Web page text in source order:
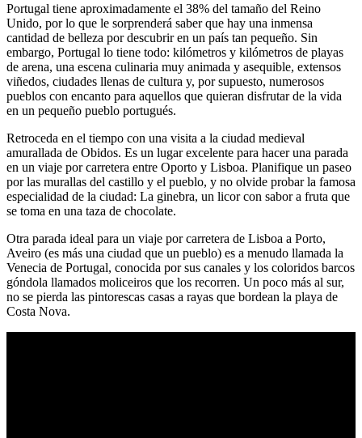
Portugal tiene aproximadamente el 38% del tamaño del Reino
Unido, por lo que le sorprenderá saber que hay una inmensa
cantidad de belleza por descubrir en un país tan pequeño. Sin
embargo, Portugal lo tiene todo: kilómetros y kilómetros de playas
de arena, una escena culinaria muy animada y asequible, extensos
viñedos, ciudades llenas de cultura y, por supuesto, numerosos
pueblos con encanto para aquellos que quieran disfrutar de la vida
en un pequeño pueblo portugués.
Retroceda en el tiempo con una visita a la ciudad medieval
amurallada de Obidos. Es un lugar excelente para hacer una parada
en un viaje por carretera entre Oporto y Lisboa. Planifique un paseo
por las murallas del castillo y el pueblo, y no olvide probar la famosa
especialidad de la ciudad: La ginebra, un licor con sabor a fruta que
se toma en una taza de chocolate.
Otra parada ideal para un viaje por carretera de Lisboa a Porto,
Aveiro (es más una ciudad que un pueblo) es a menudo llamada la
Venecia de Portugal, conocida por sus canales y los coloridos barcos
góndola llamados moliceiros que los recorren. Un poco más al sur,
no se pierda las pintorescas casas a rayas que bordean la playa de
Costa Nova.